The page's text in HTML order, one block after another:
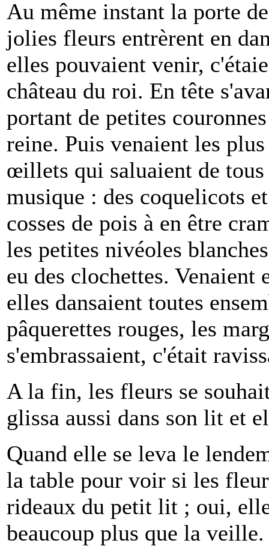
Au même instant la porte
jolies fleurs entrèrent en
elles pouvaient venir,
château du roi. En tête
portant de petites
reine. Puis venaient les
œillets qui saluaient de tous
musique : des coquelicots
cosses de pois à en être
les petites nivéoles
eu des clochettes.
elles dansaient toutes
pâquerettes rouges, les
s'embrassaient, c'était
A la fin, les fleurs se
glissa aussi dans son lit et
Quand elle se leva le
la table pour voir si les
rideaux du petit lit ; oui,
beaucoup plus que la veille.